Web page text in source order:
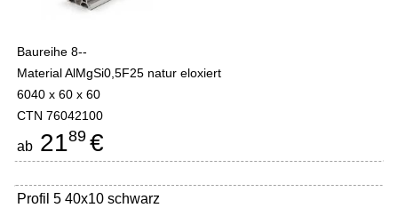
Baureihe 8--
Material AlMgSi0,5F25 natur eloxiert
6040 x 60 x 60
CTN 76042100
ab 2189 €
Profil 5 40x10 schwarz